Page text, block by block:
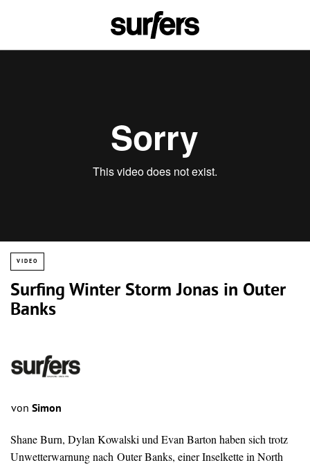
VIDEO
Surfing Winter Storm Jonas in Outer
Banks
von Simon
Shane Burn, Dylan Kowalski und Evan Barton haben sich trotz
Unwetterwarnung nach Outer Banks, einer Inselkette in North